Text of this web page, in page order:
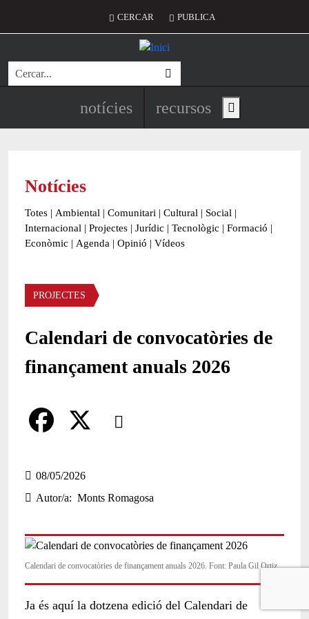
Menú del compte d'usuari
CERCAR PUBLICA
Cerca
Navegació principal de
notícies recursos Show main menu
Notícies
Totes | Ambiental | Comunitari | Cultural | Social |
Internacional | Projectes | Jurídic | Tecnològic | Formació |
Econòmic | Agenda | Opinió | Vídeos
Àmbit de la notícia
PROJECTES
Calendari de convocatòries de
finançament anuals 2026
Comparteix
a
c
b
08/05/2026
Autor/a
Monts Romagosa
Calendari de convocatòries de finançament anuals 2026. Font: Paula Gil Ortiz
Ja és aquí la dotzena edició del Calendari de